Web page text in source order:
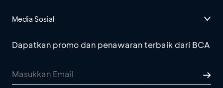
Media Sosial
Dapatkan promo dan penawaran terbaik dari BCA